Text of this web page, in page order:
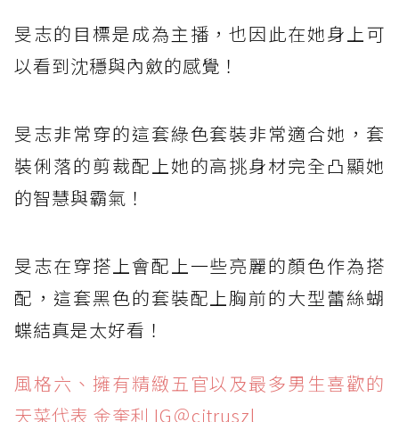
旻志的目標是成為主播，也因此在她身上可
以看到沈穩與內斂的感覺！
旻志非常穿的這套綠色套裝非常適合她，套
裝俐落的剪裁配上她的高挑身材完全凸顯她
的智慧與霸氣！
旻志在穿搭上會配上一些亮麗的顏色作為搭
配，這套黑色的套裝配上胸前的大型蕾絲蝴
蝶結真是太好看！
風格六、擁有精緻五官以及最多男生喜歡的
天菜代表 金奎利 IG＠citruszl